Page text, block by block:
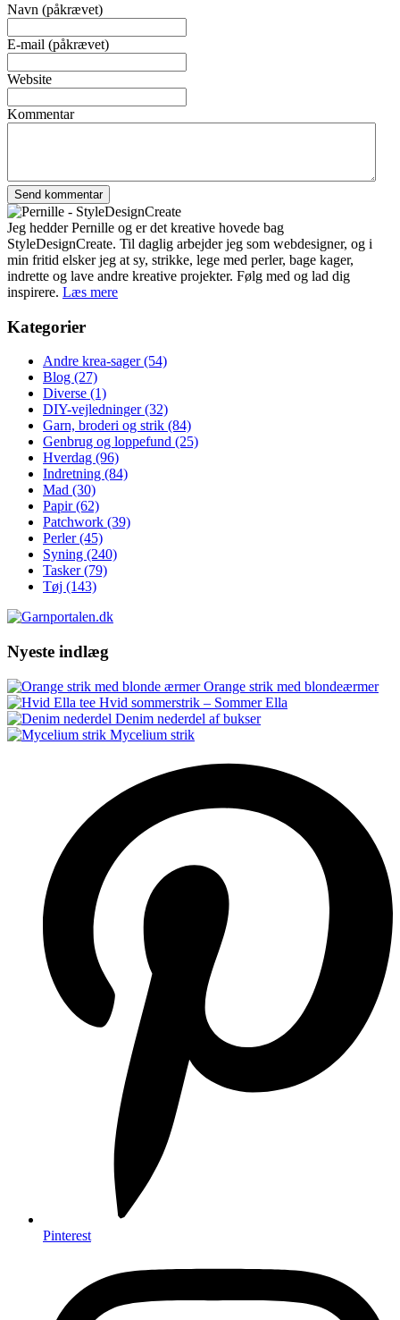
Navn (påkrævet)
E-mail (påkrævet)
Website
Kommentar
Jeg hedder Pernille og er det kreative hovede bag
StyleDesignCreate. Til daglig arbejder jeg som webdesigner, og i
min fritid elsker jeg at sy, strikke, lege med perler, bage kager,
indrette og lave andre kreative projekter. Følg med og lad dig
inspirere. Læs mere
Kategorier
Andre krea-sager(54)
Blog (27)
Diverse (1)
DIY-vejledninger(32)
Garn, broderi og strik (84)
Genbrug og loppefund (25)
Hverdag (96)
Indretning (84)
Mad (30)
Papir(62)
Patchwork (39)
Perler(45)
Syning (240)
Tasker(79)
Tøj (143)
Nyeste indlæg
Orange strik med blondeærmer
Hvid sommerstrik – Sommer Ella
Denim nederdel af bukser
Mycelium strik
Pinterest